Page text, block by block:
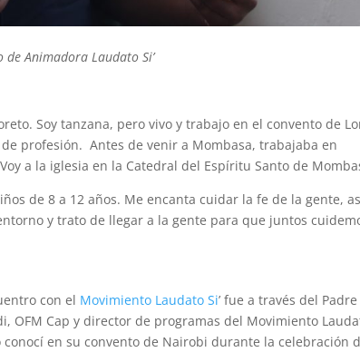
Animadora Laudato Si’
Soy tanzana, pero vivo y trabajo en el convento de
profesión. Antes de venir a Mombasa, trabajaba en
a la iglesia en la Catedral del Espíritu Santo de
de 8 a 12 años. Me encanta cuidar la fe de la gente,
y trato de llegar a la gente para que juntos
con el Movimiento Laudato Si’ fue a través del Padre
OFM Cap y director de programas del Movimiento
conocí en su convento de Nairobi durante la celebración